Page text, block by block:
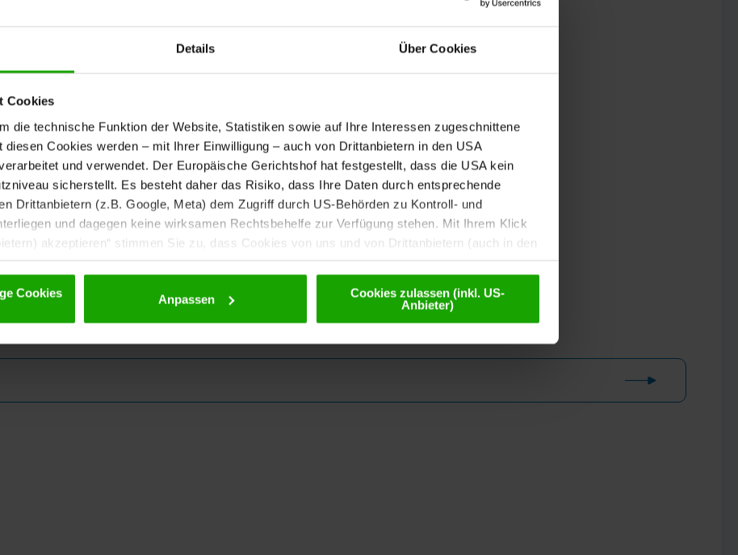
Details Über Cookies
Cookies
die technische Funktion der Website, Statistiken sowie auf Ihre Interessen zugeschnittene
diesen Cookies werden – mit Ihrer Einwilligung – auch von Drittanbietern in den USA
und verwendet. Der Europäische Gerichtshof hat festgestellt, dass die USA kein
sicherstellt. Es besteht daher das Risiko, dass Ihre Daten durch entsprechende
Drittanbietern (z.B. Google, Meta) dem Zugriff durch US-Behörden zu Kontroll- und
und dagegen keine wirksamen Rechtsbehelfe zur Verfügung stehen. Mit Ihrem Klick
akzeptieren“ stimmen Sie zu, dass Cookies von uns und von Drittanbietern (auch in den
Cookies
Anpassen
Cookies zulassen (inkl. US-
Anbieter)
Newsletter!